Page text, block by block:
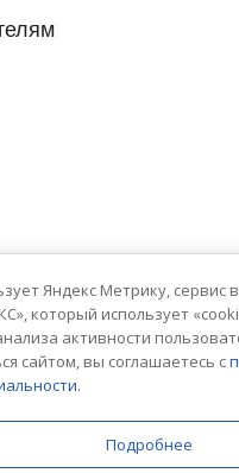
Яндекс Метрику, сервис
который использует
активности
сайтом, вы соглашаетесь с
Подробнее